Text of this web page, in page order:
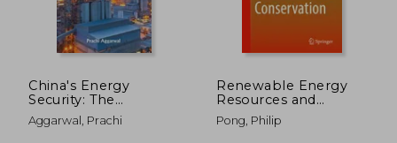
45%
dcto. $ 29.63
45%
China's Energy
Security: The
Domestic Discussion
(en Inglés)
Aggarwal, Prachi
Renewable Energy
Resources and
Conservation (en
Inglés)
Pong, Philip